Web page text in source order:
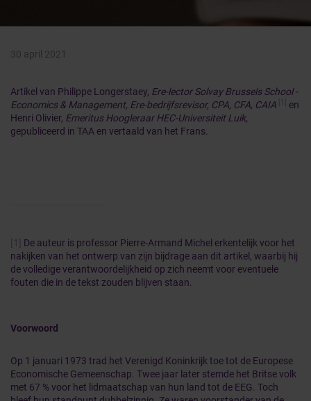
30 april 2021
Artikel van Philippe Longerstaey, Ere-lector Solvay Brussels School -
Economics & Management, Ere-bedrijfsrevisor, CPA, CFA, CAIA
[1] en
Henri Olivier, Emeritus Hoogleraar HEC-Universiteit Luik,
gepubliceerd in TAA en vertaald van het Frans.
[1]
De auteur is professor Pierre-Armand Michel erkentelijk voor het
nakijken van het ontwerp van zijn bijdrage aan dit artikel, waarbij hij
de volledige verantwoordelijkheid op zich neemt voor eventuele
fouten die in de tekst zouden blijven staan.
Voorwoord
Op 1 januari 1973 trad het Verenigd Koninkrijk toe tot de Europese
Economische Gemeenschap. Twee jaar later stemde het Britse volk
met 67 % voor het lidmaatschap van hun land tot de EEG. Toch